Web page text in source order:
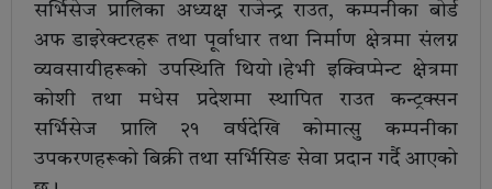
सर्भिसेज प्रालिका अध्यक्ष राजेन्द्र राउत, कम्पनीका बोर्ड
अफ डाइरेक्टरहरू तथा पूर्वाधार तथा निर्माण क्षेत्रमा संलग्न
व्यवसायीहरूको उपस्थिति थियो।हेभी इक्विप्मेन्ट क्षेत्रमा
कोशी तथा मधेस प्रदेशमा स्थापित राउत कन्ट्रक्सन
सर्भिसेज प्रालि २१ वर्षदेखि कोमात्सु कम्पनीका
उपकरणहरूको बिक्री तथा सर्भिसिङ सेवा प्रदान गर्दै आएको